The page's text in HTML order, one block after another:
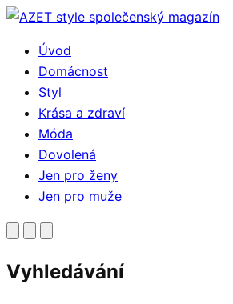
Přejít
obsahuÚvod
Domácnost
Styl
Krása a zdraví
Móda
Dovolená
Jen pro ženy
Jen pro muže
Vyhledávání